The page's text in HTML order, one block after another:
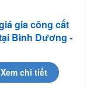
gia công cắt
Bình Dương -
Xem chi tiết